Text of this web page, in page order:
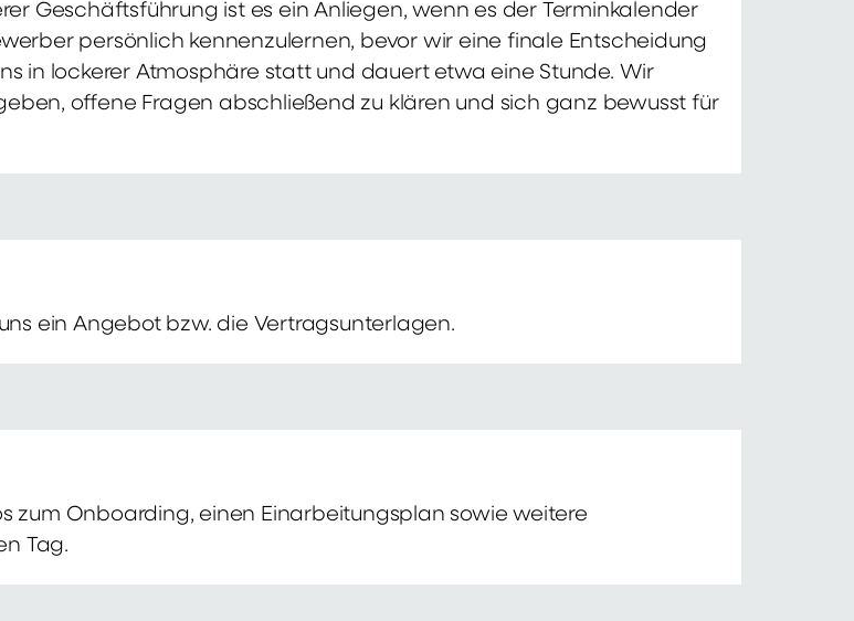
Geschäftsführung ist es ein Anliegen, wenn es der Terminkalender
persönlich kennenzulernen, bevor wir eine finale Entscheidung
in lockerer Atmosphäre statt und dauert etwa eine Stunde. Wir
offene Fragen abschließend zu klären und sich ganz bewusst für
ein Angebot bzw. die Vertragsunterlagen.
zum Onboarding, einen Einarbeitungsplan sowie weitere
Tag.